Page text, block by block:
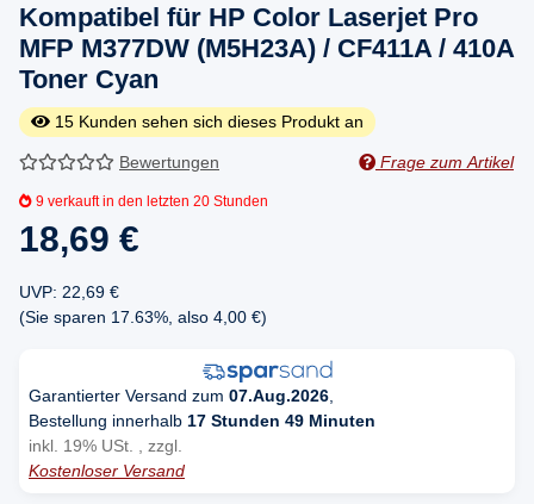
Kompatibel für HP Color Laserjet Pro
MFP M377DW (M5H23A) / CF411A / 410A
Toner Cyan
15 Kunden sehen sich dieses Produkt an
Bewertungen Frage zum Artikel
9 verkauft in den letzten 20 Stunden
18,69 €
UVP: 22,69 €
(Sie sparen 17.63% , also 4,00 €)
Garantierter Versand zum 07.Aug.2026
Bestellung innerhalb 17 Stunden 49 Minuten
inkl. 19% USt. , zzgl.
Kostenloser Versand